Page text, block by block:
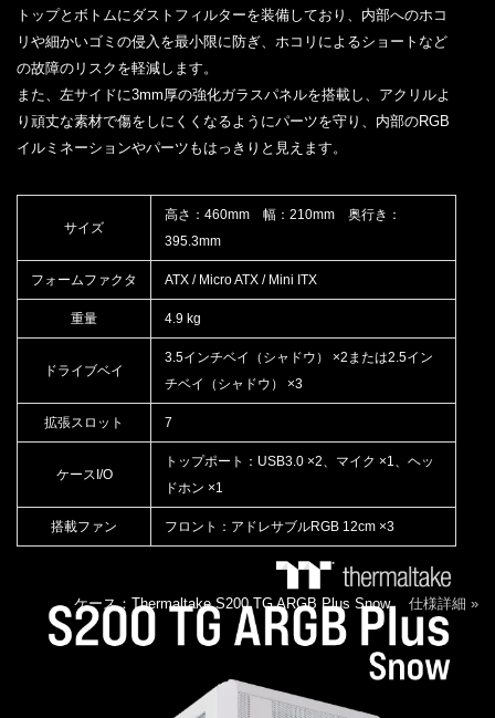
トップとボトムにダストフィルターを装備しており、内部へのホコ
リや細かいゴミの侵入を最小限に防ぎ、ホコリによるショートなど
の故障のリスクを軽減します。
また、左サイドに3mm厚の強化ガラスパネルを搭載し、アクリルよ
り頑丈な素材で傷をしにくくなるようにパーツを守り、内部のRGB
イルミネーションやパーツもはっきりと見えます。
サイズ
高さ：460mm 幅：210mm 奥行き：
395.3mm
フォームファクタ ATX / Micro ATX / Mini ITX
重量 4.9 kg
ドライブベイ
3.5インチベイ（シャドウ） ×2または2.5イン
チベイ（シャドウ） ×3
拡張スロット 7
ケースI/O
トップポート：USB3.0 ×2、マイク ×1、ヘッ
ドホン ×1
搭載ファン フロント：アドレサブルRGB 12cm ×3
ケース：Thermaltake S200 TG ARGB Plus Snow 仕様詳細 »